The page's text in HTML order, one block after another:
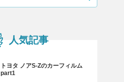
人気記事
トヨタ ノアS-Zのカーフィルム
part1